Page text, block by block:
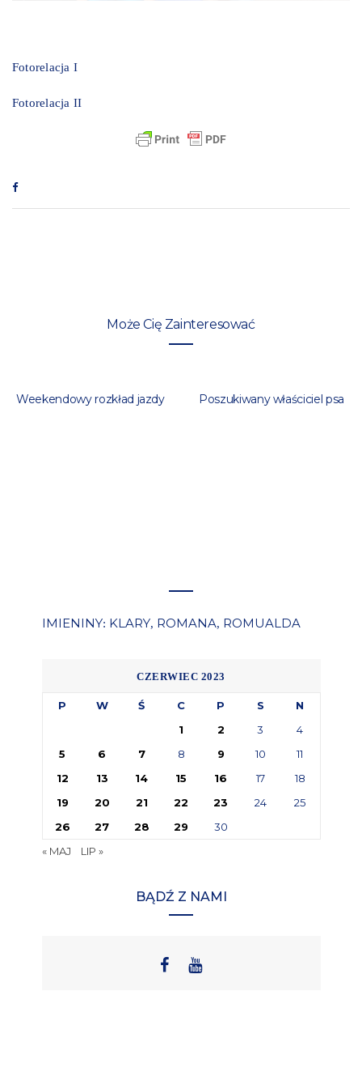
Fotorelacja I
Fotorelacja II
Może Cię Zainteresować
Weekendowy rozkład jazdy Poszukiwany właściciel psa
IMIENINY: KLARY, ROMANA, ROMUALDA
CZERWIEC 2023
P W Ś C P S
N
1
2 3
4
5
6 7 8 9 10
11
12
13 14 15 16 17
18
19
20 21 22 23 24
25
26
27 28 29
30
« MAJ
LIP »
BĄDŹ Z NAMI